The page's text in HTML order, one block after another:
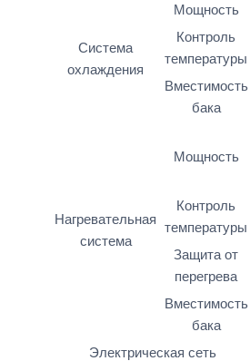
Система
охлаждения
Мощность
Контроль
температуры
Вместимость
бака
Нагревательная
система
Мощность
Контроль
температуры
Защита от
перегрева
Вместимость
бака
Электрическая сеть